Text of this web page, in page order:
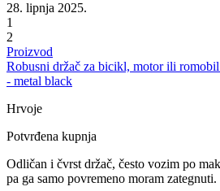
28. lipnja 2025.
1
2
Proizvod
Robusni držač za bicikl, motor ili
- metal black
Hrvoje
Potvrđena kupnja
Odličan i čvrst držač, često vozim po
pa ga samo povremeno moram zategnuti.